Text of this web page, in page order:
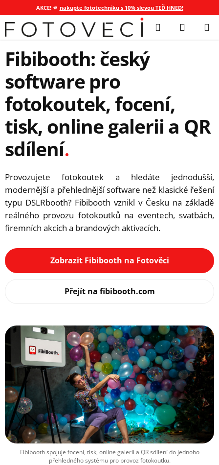
AKCE! 🫵 nakupte fototechniku s 10% slevou TEĎ HNED!
Přejít
na
obsah
Hledat
KOŠÍK
Fibibooth: český
software pro
fotokoutek, focení,
tisk, online galerii a QR
sdílení
Provozujete fotokoutek a hledáte jednodušší,
modernější a přehlednější software než klasické řešení
typu DSLRbooth? Fibibooth vznikl v Česku na základě
reálného provozu fotokoutků na eventech, svatbách,
firemních akcích a brandových aktivacích.
Zobrazit Fibibooth na Fotověci
Přejít na fibibooth.com
Fibibooth spojuje focení, tisk, online galerii a QR sdílení do jednoho
přehledného systému pro provoz fotokoutku.